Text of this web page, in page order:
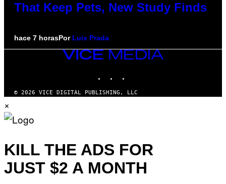
That Keep Pets, New Study Finds
hace 7 horasPor Luis Prada
VICE
© 2026 VICE DIGITAL PUBLISHING, LLC
×
KILL THE ADS FOR
JUST $2 A MONTH